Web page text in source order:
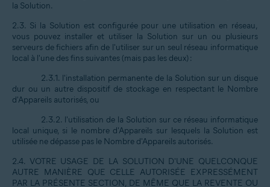
la Solution.
2.3. Si la Solution est configurée pour une utilisation en réseau,
vous pouvez installer et utiliser la Solution sur un ou plusieurs
serveurs de fichiers afin de l'utiliser sur un seul réseau informatique
local à l'une des fins suivantes (mais pas les deux) :
2.3.1. l'installation permanente de la Solution sur un disque
dur ou un autre dispositif de stockage en respectant le Nombre
d'Appareils autorisés, ou
2.3.2. l'utilisation de la Solution sur ce réseau informatique
local unique, si le nombre d'Appareils sur lesquels la Solution est
utilisée ne dépasse pas le Nombre d'Appareils autorisés.
2.4. VOTRE USAGE DE LA SOLUTION D'UNE QUELCONQUE
AUTRE MANIÈRE QUE CELLE AUTORISÉE EXPRESSÉMENT
PAR LA PRÉSENTE SECTION, DE MÊME QUE LA REVENTE OU